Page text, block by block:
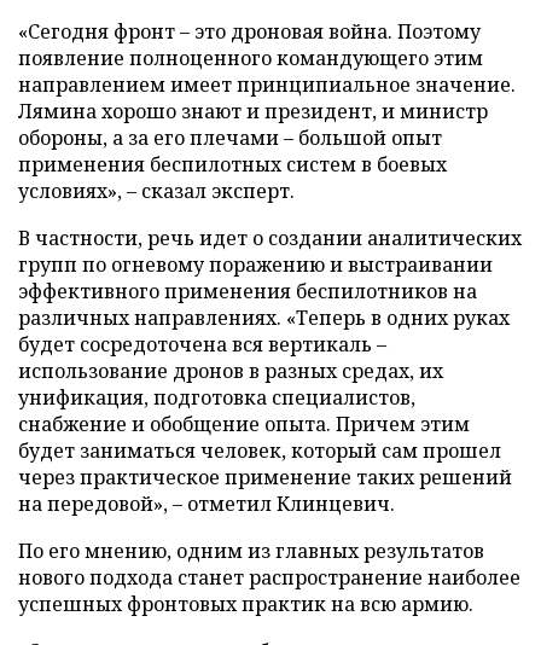
«Сегодня фронт – это дроновая война. Поэтому
появление полноценного командующего этим
направлением имеет принципиальное значение.
Лямина хорошо знают и президент, и министр
обороны, а за его плечами – большой опыт
применения беспилотных систем в боевых
условиях», – сказал эксперт.
В частности, речь идет о создании аналитических
групп по огневому поражению и выстраивании
эффективного применения беспилотников на
различных направлениях. «Теперь в одних руках
будет сосредоточена вся вертикаль –
использование дронов в разных средах, их
унификация, подготовка специалистов,
снабжение и обобщение опыта. Причем этим
будет заниматься человек, который сам прошел
через практическое применение таких решений
на передовой», – отметил Клинцевич.
По его мнению, одним из главных результатов
нового подхода станет распространение наиболее
успешных фронтовых практик на всю армию.